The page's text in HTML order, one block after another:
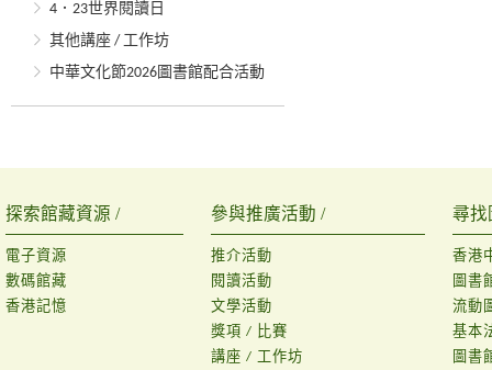
4．23世界閱讀日
其他講座 / 工作坊
中華文化節2026圖書館配合活動
探索館藏資源 /
電子資源
數碼館藏
香港記憶
參與推廣活動 /
推介活動
閱讀活動
文學活動
獎項 / 比賽
講座 / 工作坊
尋找
香港
圖書
流動
基本
圖書